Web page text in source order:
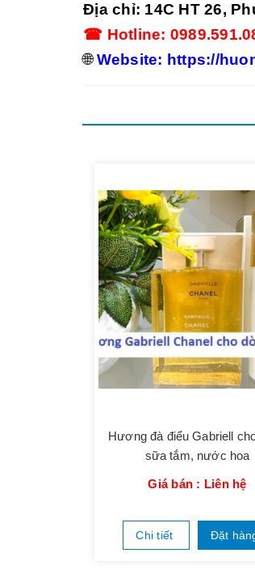
Địa chỉ: 14C HT 26,
☎ Hotline:
🌐Website: https://
Hương đà điểu Gabriell
sữa tắm, nước hoa
Giá bán : Liên hệ
Chi tiết Đặt